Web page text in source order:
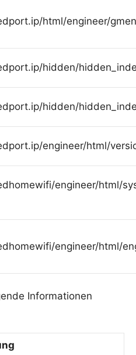
html/engineer/
hidden/
hidden/
engineer/html/
engineer/html/
engineer/html/
Informationen